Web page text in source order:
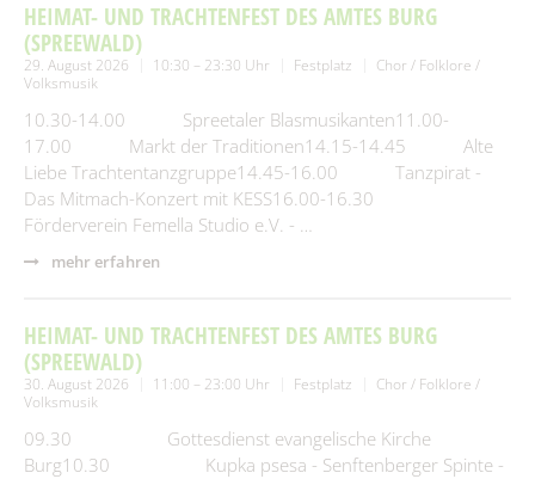
HEIMAT- UND TRACHTENFEST DES AMTES BURG
(SPREEWALD)
29. August 2026 10:30 – 23:30 Uhr Festplatz
Chor / Folklore /
Volksmusik
10.30-14.00 Spreetaler Blasmusikanten11.00-
17.00 Markt der Traditionen14.15-14.45 Alte
Liebe Trachtentanzgruppe14.45-16.00 Tanzpirat -
Das Mitmach-Konzert mit KESS16.00-16.30
Förderverein Femella Studio e.V. - …
mehr erfahren
HEIMAT- UND TRACHTENFEST DES AMTES BURG
(SPREEWALD)
30. August 2026 11:00 – 23:00 Uhr Festplatz
Chor / Folklore /
Volksmusik
09.30 Gottesdienst evangelische Kirche
Burg10.30 Kupka psesa - Senftenberger Spinte -